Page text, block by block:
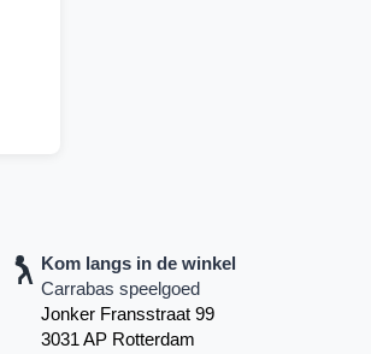
Kom langs in de winkel
Carrabas speelgoed
Jonker Fransstraat 99
3031 AP Rotterdam